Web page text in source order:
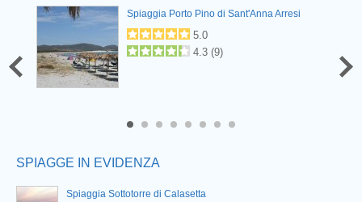
Spiaggia Porto Pino di Sant'Anna Arresi
5.0
4.3 (9)
SPIAGGE IN EVIDENZA
Spiaggia Sottotorre di Calasetta